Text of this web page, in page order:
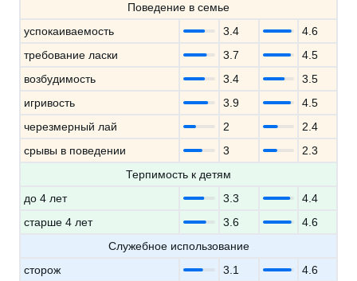
Поведение в семье
успокаиваемость
3.4
4.6
требование ласки
3.7
4.5
возбудимость
3.4
3.5
игривость
3.9
4.5
черезмерный лай
2
2.4
срывы в поведении
3
2.3
Терпимость к детям
до 4 лет
3.3
4.4
старше 4 лет
3.6
4.6
Служебное использование
сторож
3.1
4.6